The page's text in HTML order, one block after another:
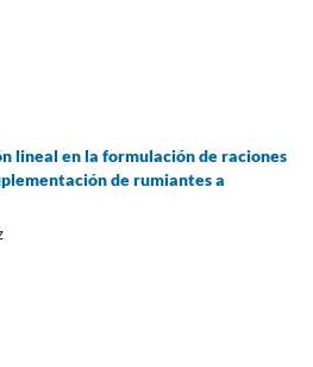
lineal en la formulación de raciones
de rumiantes a